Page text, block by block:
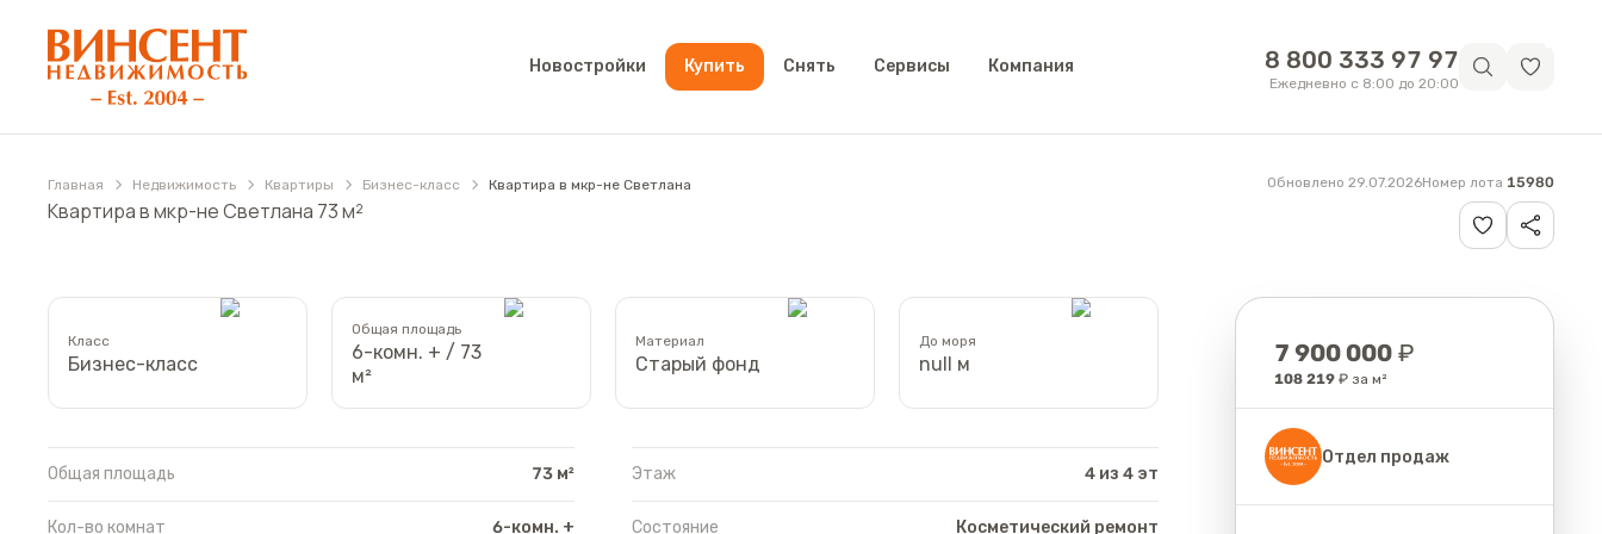
АН «Винсент Недвижимость»
Новостройки Купить Снять Сервисы Компания 8 800 333 97 97
Ежедневно с 8:00 до 20:00
Главная Недвижимость Квартиры Бизнес-класс Квартира в мкр-не Светлана
Квартира в мкр-не Светлана 73 м²
Обновлено 29.07.2026Номер лота 15980
Класс
Бизнес-класс
Общая площадь
6-комн. + / 73
м²
Материал
Старый фонд
До моря
null м
Общая площадь 73 м² Этаж 4 из 4 эт
Кол-во комнат 6-комн. + Состояние Косметический ремонт
Цена
7 900 000 ₽
108 219 ₽ за м²
Отдел продаж